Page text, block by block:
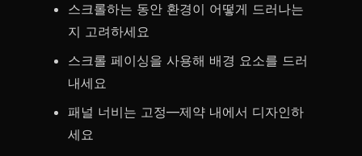
스크롤하는 동안 환경이 어떻게 드러나는
지 고려하세요
스크롤 페이싱을 사용해 배경 요소를 드러
내세요
패널 너비는 고정—제약 내에서 디자인하
세요